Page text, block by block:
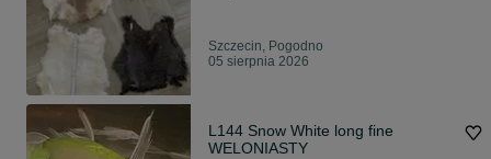
Szczecin, Pogodno
05 sierpnia 2026
L144 Snow White long fine
WELONIASTY